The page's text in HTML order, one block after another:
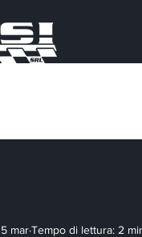
5 marTempo di lettura: 2